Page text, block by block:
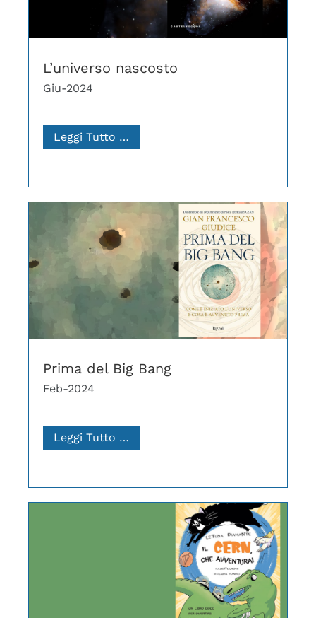
L’universo nascosto
Giu-2024
Leggi Tutto …
Prima del Big Bang
Feb-2024
Leggi Tutto …